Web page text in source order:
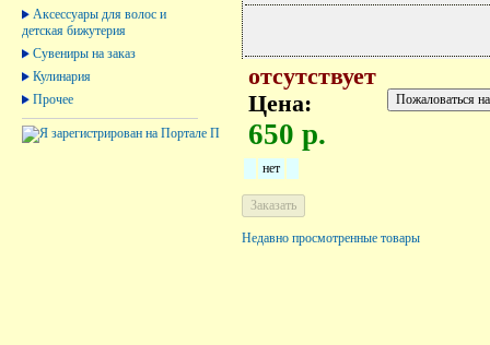
Аксессуары для волос и
детская бижутерия
Сувениры на заказ
Кулинария
Прочее
отсутствует
Цена:
650 р.
нет
Недавно просмотренные товары